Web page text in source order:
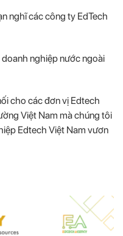
nghĩ các công ty EdTech
nghiệp nước ngoài
cho các đơn vị Edtech
Việt Nam mà chúng tôi
Edtech Việt Nam vươn